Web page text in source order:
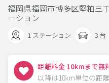
福岡県福岡市博多区堅粕三
ーション
1 ステーション 3 台
距離料金 10kmまで無
以降は10km単位の距